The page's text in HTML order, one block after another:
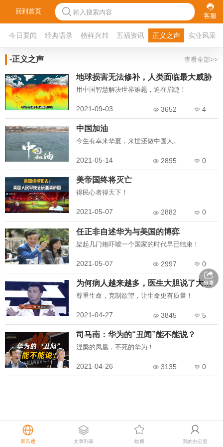
回到首页 输入搜索内容 客服
今日要闻 经典语录 榜样兴邦 五福资讯 正义之声 实业风采
-正义之声 查看全部>>
地球损害无法修补，人类面临最大威胁
用中国智慧解决世界难题，迫在眉睫！
2021-09-03 3652 4
中国加油
今生有幸来华夏，来世还做中国人。
2021-05-14 2895 0
美帝国终将灭亡
得民心者得天下！
2021-05-07 2882 0
任正非自述华为与美国的博弈
架起几门炮吓唬一个国家的时代早已结束！
2021-05-07 2997 0
为何病人越来越多，医生大胆说了大实话！
尊重生命，克制欲望，让生命更有质量！
2021-04-27 3845 5
司马南：华为的“丑闻”能不能说？
涅槃的凤凰，不死的华为！
2021-04-26 3135 0
资讯通 文章列表 收藏 我的办公室